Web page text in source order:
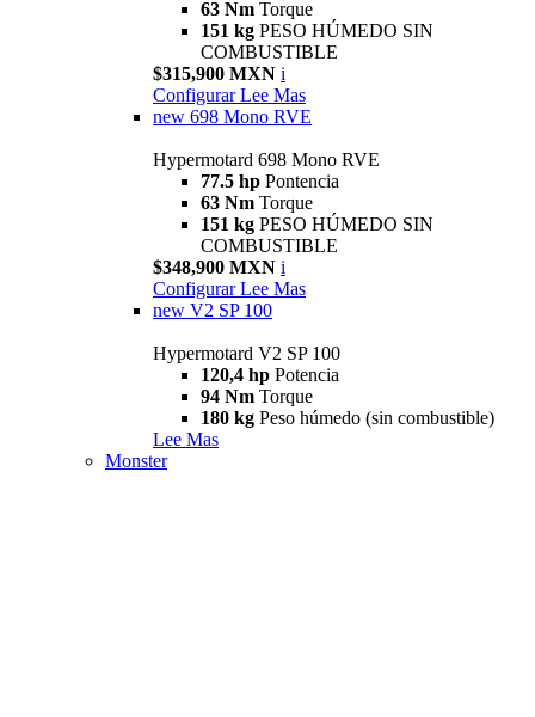
63 Nm Torque
151 kg PESO HÚMEDO SIN
COMBUSTIBLE
$315,900 MXN i
Configurar Lee Mas
new 698 Mono RVE
Hypermotard 698 Mono RVE
77.5 hp Pontencia
63 Nm Torque
151 kg PESO HÚMEDO SIN
COMBUSTIBLE
$348,900 MXN i
Configurar Lee Mas
new V2 SP 100
Hypermotard V2 SP 100
120,4 hp Potencia
94 Nm Torque
180 kg Peso húmedo (sin combustible)
Lee Mas
Monster